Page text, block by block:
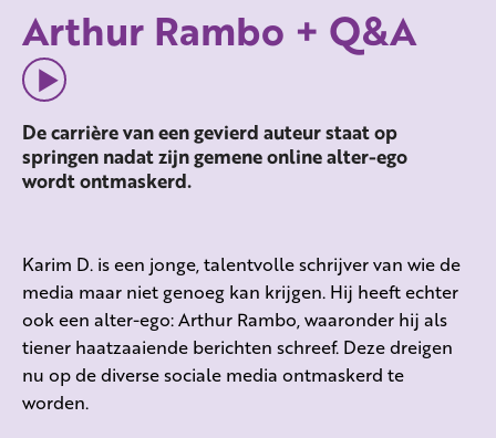
Arthur Rambo + Q&A
De carrière van een gevierd auteur staat op
springen nadat zijn gemene online alter-ego
wordt ontmaskerd.
Karim D. is een jonge, talentvolle schrijver van wie de
media maar niet genoeg kan krijgen. Hij heeft echter
ook een alter-ego: Arthur Rambo, waaronder hij als
tiener haatzaaiende berichten schreef. Deze dreigen
nu op de diverse sociale media ontmaskerd te
worden.